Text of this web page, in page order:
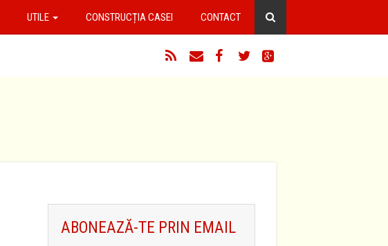
UTILE CONSTRUCȚIA CASEI CONTACT
ABONEAZĂ-TE PRIN EMAIL